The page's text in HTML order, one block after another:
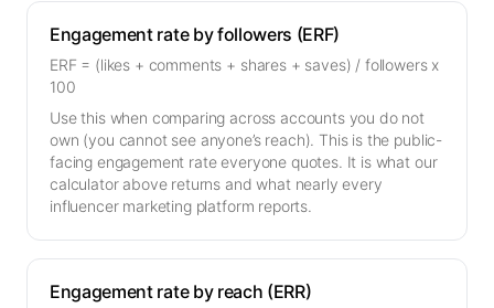
Engagement rate by followers (ERF)
ERF = (likes + comments + shares + saves) / followers x
100
Use this when comparing across accounts you do not
own (you cannot see anyone’s reach). This is the public-
facing engagement rate everyone quotes. It is what our
calculator above returns and what nearly every
influencer marketing platform reports.
Engagement rate by reach (ERR)